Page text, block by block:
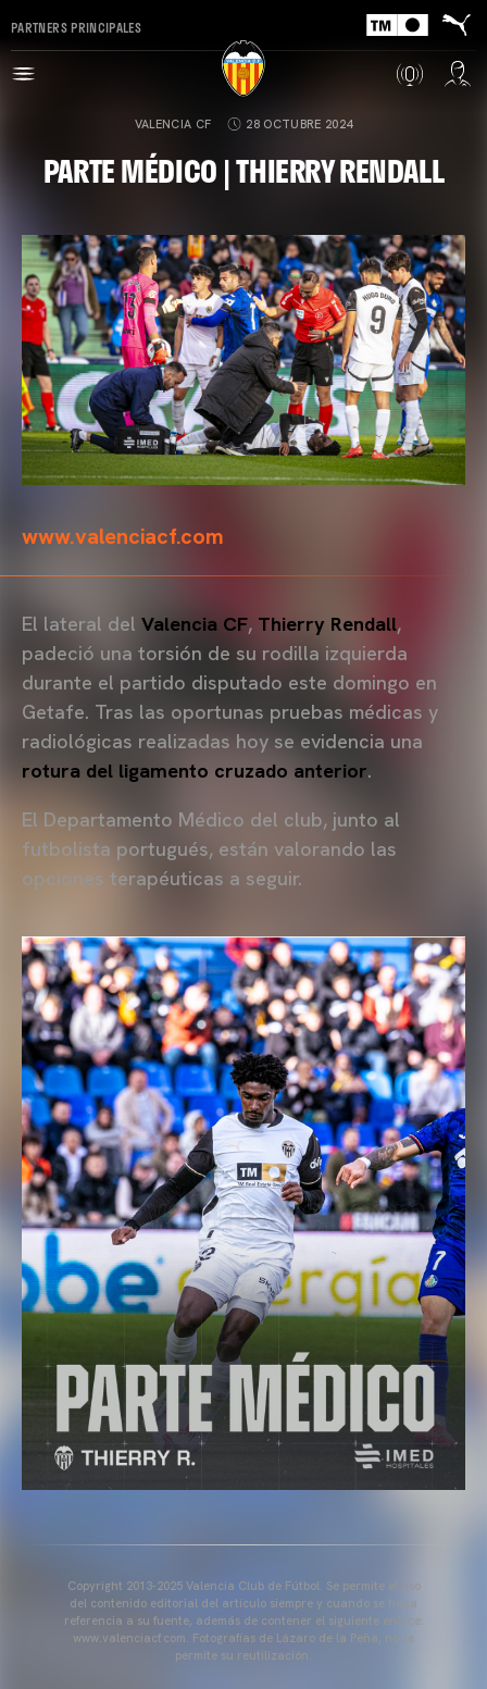
PARTNERS PRINCIPALES
VALENCIA CF 28 OCTUBRE 2024
PARTE MÉDICO | THIERRY RENDALL
www.valenciacf.com
El lateral del Valencia CF, Thierry Rendall,
padeció una torsión de su rodilla izquierda
durante el partido disputado este domingo en
Getafe. Tras las oportunas pruebas médicas y
radiológicas realizadas hoy se evidencia una
rotura del ligamento cruzado anterior.
El Departamento Médico del club, junto al
futbolista portugués, están valorando las
opciones terapéuticas a seguir.
Copyright 2013-2025 Valencia Club de Fútbol. Se permite el uso
del contenido editorial del artículo siempre y cuando se haga
referencia a su fuente, además de contener el siguiente enlace:
www.valenciacf.com. Fotografías de Lázaro de la Peña, no se
permite su reutilización.